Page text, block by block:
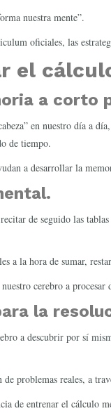
nuestra mente”.
oficiales, las
el
a corto
en nuestro día a
de tiempo.
a desarrollar la
de seguido las
a la hora de sumar,
cerebro a
la
a descubrir por sí
problemas reales, a
de entrenar el cálculo